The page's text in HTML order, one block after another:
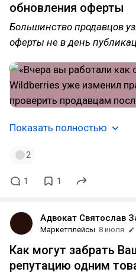
обновления оферты
Большинство продавцов
оферты не в день
Показать полностью
2
1 1
Адвокат Святослав
Маркетплейсы 8 июля
Как могут забрать
репутацию одним